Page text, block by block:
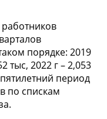
порядке: 2019
тыс, 2022 г – 2,053
период
по спискам